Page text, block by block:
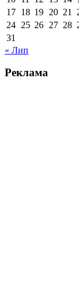
17 18 19 20 21
24 25 26 27 28
31
« Лип
Реклама